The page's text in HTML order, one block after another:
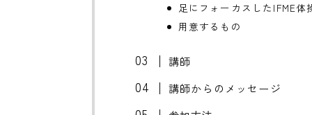
足にフォーカスしたIFME体
用意するもの
講師
講師からのメッセージ